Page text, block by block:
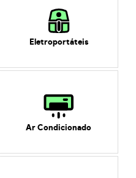
Eletroportáteis
Ar Condicionado